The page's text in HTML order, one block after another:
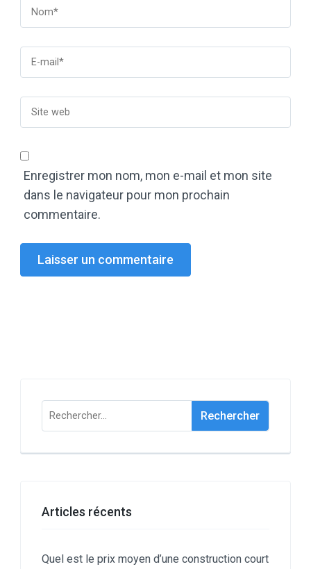
Enregistrer mon nom, mon e-mail et mon site
dans le navigateur pour mon prochain
commentaire.
Rechercher :
Articles récents
Quel est le prix moyen d’une construction court